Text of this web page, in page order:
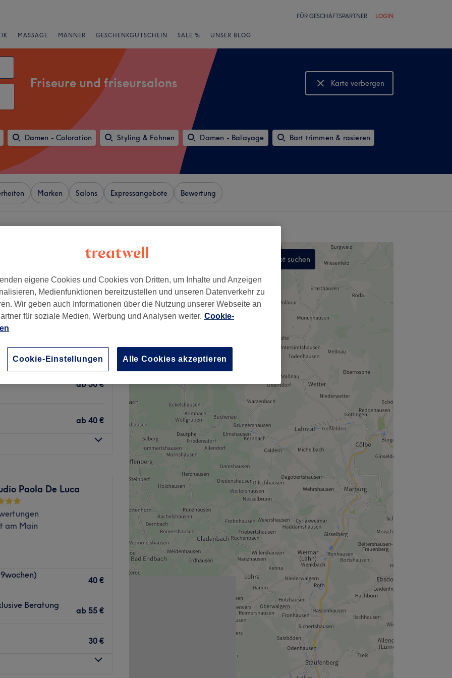
FÜR GESCHÄFTSPARTNER LOGIN
MASSAGE MÄNNER GESCHENKGUTSCHEIN SALE % UNSER BLOG
Friseure und friseursalons
Karte verbergen
Karte anzeigen
Damen - Coloration Styling & Föhnen Damen - Balayage Bart trimmen & rasieren
Marken Salons Expressangebote Bewertung
Frankfurt am Main
648 Bewertungen
Frankfurt am Main
ab100 €
Express-
ab 50 €
ab 40 €
Test teilzunehmen.
zu bieten.
Paola De Luca
am Main
40 €
Beratung
ab 55 €
30 €
+
In diesem Gebiet suchen
eigene Cookies und Cookies von Dritten, um Inhalte und Anzeigen
Medienfunktionen bereitzustellen und unseren Datenverkehr zu
Wir geben auch Informationen über die Nutzung unserer Webseite an
für soziale Medien, Werbung und Analysen weiter. Cookie-
Cookie-Einstellungen Alle Cookies akzeptieren